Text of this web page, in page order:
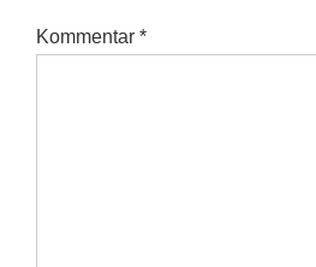
Kommentar *